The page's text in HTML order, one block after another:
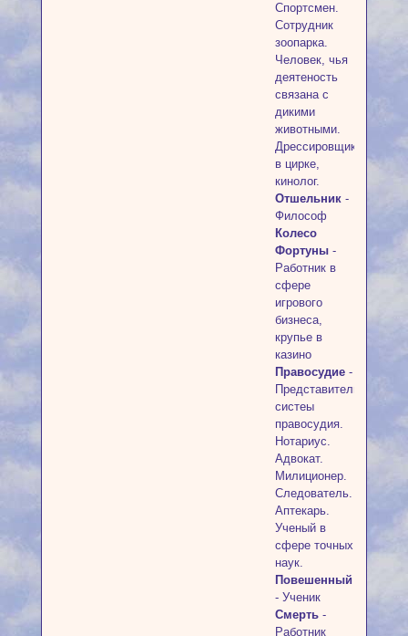
Спортсмен.
Сотрудник
зоопарка.
Человек, чья
деятеность
связана с
дикими
животными.
Дрессировщик
в цирке,
кинолог.
Отшельник-
Философ
Колесо
Фортуны-
Работник в
сфере
игрового
бизнеса,
крупье в
казино
Правосудие-
Представитель
систеы
правосудия.
Нотариус.
Адвокат.
Милиционер.
Следователь.
Аптекарь.
Ученый в
сфере точных
наук.
Повешенный
- Ученик
Смерть-
Работник